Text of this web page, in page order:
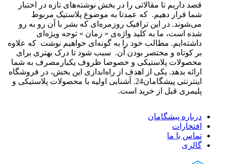
قصد داریم تا مقالاتی را در بخش نوشته‌های تازه در اختبار
شما قرار دهیم. که عمدتا به موضوع پلاستیک مربوط
می‌شوند. در این ترافیک روزمره‌ای که بشر با آن رو به رو
شده است، ما به کلید واژه‌ی « زمان » توجه ویژه‌ای
داشته‌ایم. مطالب خود را به گونه‌ای خواهیم نوشت که علاوه
بر کوتاه و مختصر بودن آن. سبب شود تا درک بهتری برای
محصولات پلاستیکی و خصوصا ظروف یکبارمصرف به شما
ارائه بدهد. یکی از اهدف از راه‌اندازی این بخش، در فروشگاه
اینترنتی پیشگامان24. آشنایی اولیه با محصولات پلاستیکی و
پلیمری قبل از خرید است.
درباره پیشگامان
افتخارات
تماس با ما
گالری